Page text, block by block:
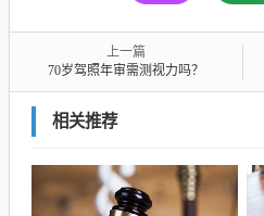
上一篇
70岁驾照年审需测视力吗？
相关推荐